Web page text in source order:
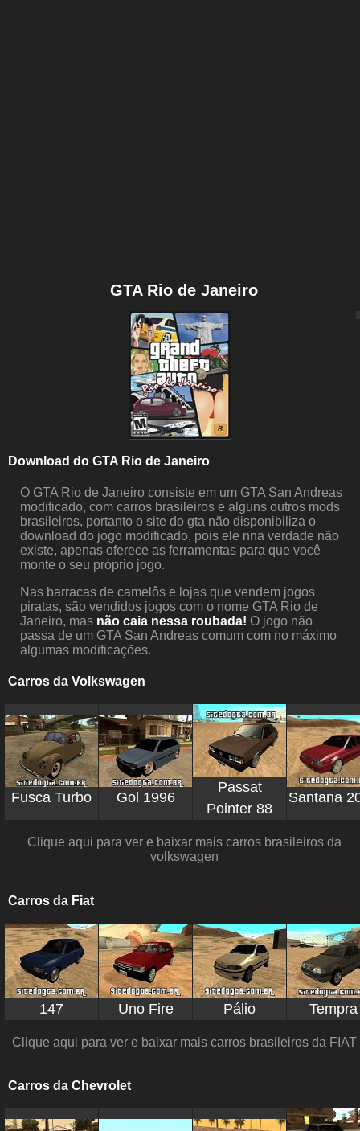
GTA Rio de Janeiro
Download do GTA Rio de Janeiro
O GTA Rio de Janeiro consiste em um GTA San Andreas
modificado, com carros brasileiros e alguns outros mods
brasileiros, portanto o site do gta não disponibiliza o
download do jogo modificado, pois ele nna verdade não
existe, apenas oferece as ferramentas para que você
monte o seu próprio jogo.
Nas barracas de camelôs e lojas que vendem jogos
piratas, são vendidos jogos com o nome GTA Rio de
Janeiro, mas não caia nessa roubada! O jogo não
passa de um GTA San Andreas comum com no máximo
algumas modificações.
Carros da Volkswagen
Fusca Turbo Gol 1996
Passat
Pointer 88
Santana
Clique aqui para ver e baixar mais carros brasileiros da
volkswagen
Carros da Fiat
147 Uno Fire Pálio Tempra
Clique aqui para ver e baixar mais carros brasileiros da FIAT
Carros da Chevrolet